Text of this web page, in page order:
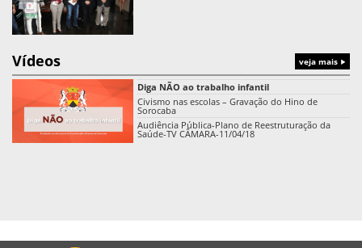
Vídeos veja mais
Diga NÃO ao trabalho infantil
Civismo nas escolas – Gravação do Hino de
Sorocaba
Audiência Pública-Plano de Reestruturação da
Saúde-TV CÂMARA-11/04/18